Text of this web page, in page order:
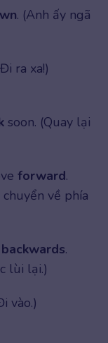
. (Anh ấy ngã
ra xa!)
soon. (Quay lại
forward.
về phía
backwards.
lùi lại.)
vào.)